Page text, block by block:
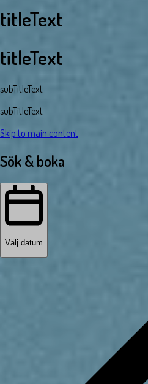
titleText
titleText
subTitleText
subTitleText
Skip to main content
Sök & boka
Välj datum